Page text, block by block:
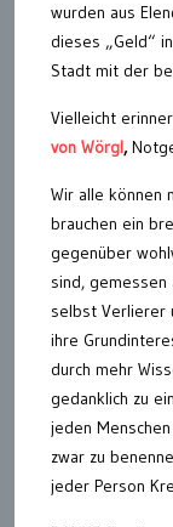
wurden aus
dieses „Geld“
Stadt mit der
Vielleicht
von Wörgl,
Wir alle können
brauchen ein
gegenüber
sind,
selbst Verlierer
ihre
durch mehr
gedanklich zu
jeden
zwar zu
jeder Person